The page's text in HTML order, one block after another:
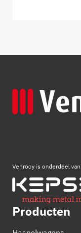
Venrooy is onderdeel van
Producten